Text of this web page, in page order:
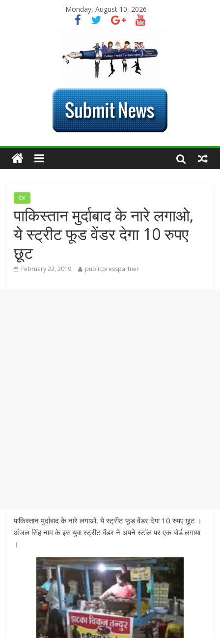
Monday, August 10, 2026
देश
पाकिस्तान मुर्दाबाद के नारे लगाओ,
ये स्ट्रीट फूड वेंडर देगा 10 रुपए
छूट
February 22, 2019 publicpresspartner
पाकिस्तान मुर्दाबाद के नारे लगाओ, ये स्ट्रीट फूड वेंडर देगा 10 रुपए छूट ।
अंजल सिंह नाम के इस युवा स्ट्रीट वेंडर ने अपने स्टॉल पर एक बोर्ड लगाया
।